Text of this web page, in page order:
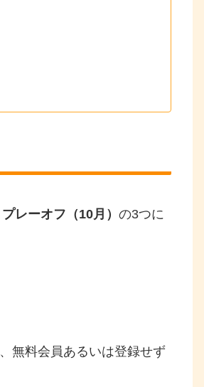
プレーオフ（10月） の3つに
、無料会員あるいは登録せず